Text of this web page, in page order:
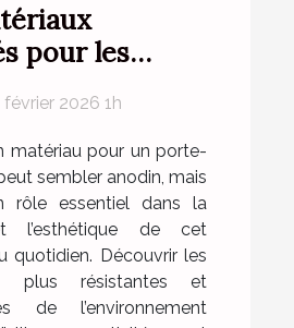
pour les
février 2026 1h
matériau pour un porte-
sembler anodin, mais
rôle essentiel dans la
l’esthétique de cet
quotidien. Découvrir les
plus résistantes et
de l’environnement